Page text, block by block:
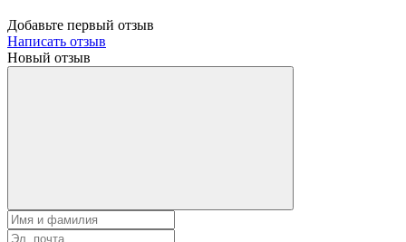
Добавьте первый отзыв
Написать отзыв
Новый отзыв